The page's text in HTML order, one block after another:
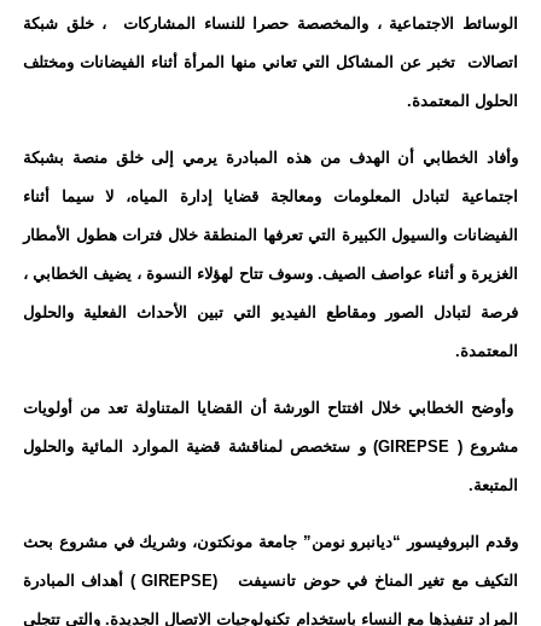
الوسائط الاجتماعية ، والمخصصة حصرا للنساء المشاركات ، خلق شبكة
اتصالات تخبر عن المشاكل التي تعاني منها المرأة أثناء الفيضانات ومختلف
الحلول المعتمدة.
وأفاد الخطابي أن الهدف من هذه المبادرة يرمي إلى خلق منصة بشبكة
اجتماعية لتبادل المعلومات ومعالجة قضايا إدارة المياه، لا سيما أثناء
الفيضانات والسيول الكبيرة التي تعرفها المنطقة خلال فترات هطول الأمطار
الغزيرة و أثناء عواصف الصيف. وسوف تتاح لهؤلاء النسوة ، يضيف الخطابي ،
فرصة لتبادل الصور ومقاطع الفيديو التي تبين الأحداث الفعلية والحلول
المعتمدة.
وأوضح الخطابي خلال افتتاح الورشة أن القضايا المتناولة تعد من أولويات
مشروع ( GIREPSE) و ستخصص لمناقشة قضية الموارد المائية والحلول
المتبعة.
وقدم البروفيسور “ديانبرو نومن” جامعة مونكتون، وشريك في مشروع بحث
التكيف مع تغير المناخ في حوض تانسيفت (
GIREPSE ) أهداف المبادرة
المراد تنفيذها مع النساء باستخدام تكنولوجيات الاتصال الجديدة. والتي تتجلى